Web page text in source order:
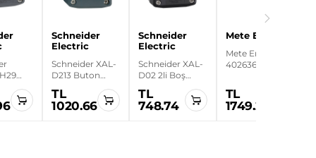
Schneider
Electric
Schneider XAL-
D213 Buton
TL
1020.66
Schneider
Electric
Schneider XAL-
D02 2li Boş
TL
748.74
Mete Enerji
Mete Enerji
402636
Alüminyum
Buton Kutusu
TL
1749.24